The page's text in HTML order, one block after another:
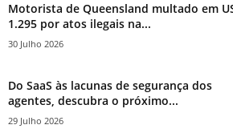
Motorista de Queensland multado em
1.295 por atos ilegais na...
30 Julho 2026
Do SaaS às lacunas de segurança dos
agentes, descubra o próximo...
29 Julho 2026